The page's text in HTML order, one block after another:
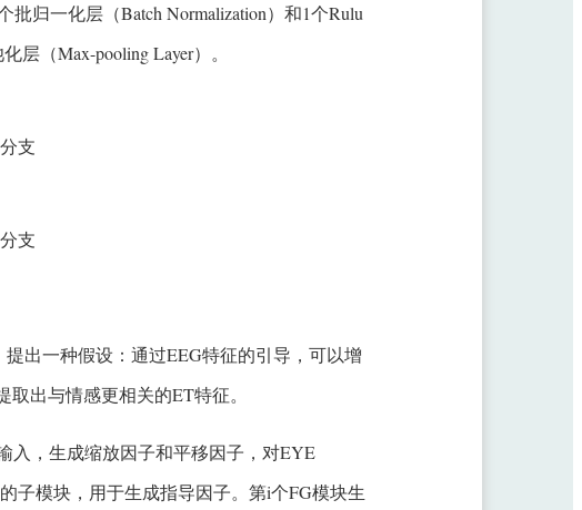
归一化层（Batch Normalization）和1个Rulu
层（Max-pooling Layer）。
支
支
出一种假设：通过EEG特征的引导，可以增
出与情感更相关的ET特征。
入，生成缩放因子和平移因子，对EYE
子模块，用于生成指导因子。第i个FG模块生